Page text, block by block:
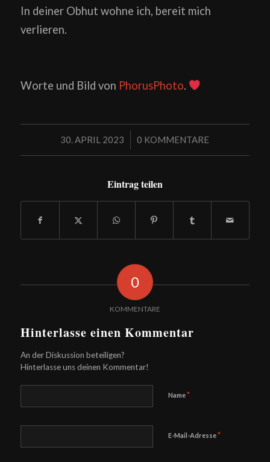
In deiner Obhut wohne ich, bereit mich
verlieren.
Worte und Bild von PhorusPhoto.
30. APRIL 2023
/ 0 KOMMENTARE
Eintrag teilen
0
KOMMENTARE
Hinterlasse einen Kommentar
An der Diskussion beteiligen?
Hinterlasse uns deinen Kommentar!
Name*
E-Mail-Adresse*